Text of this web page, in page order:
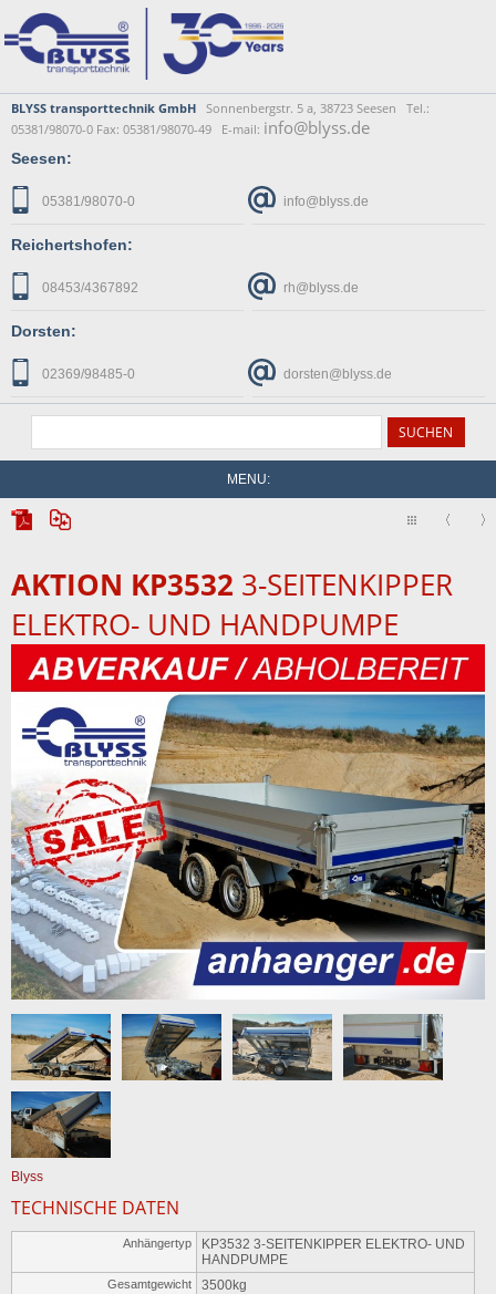
BLYSS transporttechnik GmbH Sonnenbergstr. 5 a, 38723 Seesen Tel.:
05381/98070-0 Fax: 05381/98070-49 E-mail: info@blyss.de
Seesen:
05381/98070-0 info@blyss.de
Reichertshofen:
08453/4367892 rh@blyss.de
Dorsten:
02369/98485-0 dorsten@blyss.de
MENU:
AKTION KP3532 3-SEITENKIPPER
ELEKTRO- UND HANDPUMPE
Blyss
TECHNISCHE DATEN
Anhängertyp
KP3532 3-SEITENKIPPER ELEKTRO- UND
HANDPUMPE
Gesamtgewicht 3500kg